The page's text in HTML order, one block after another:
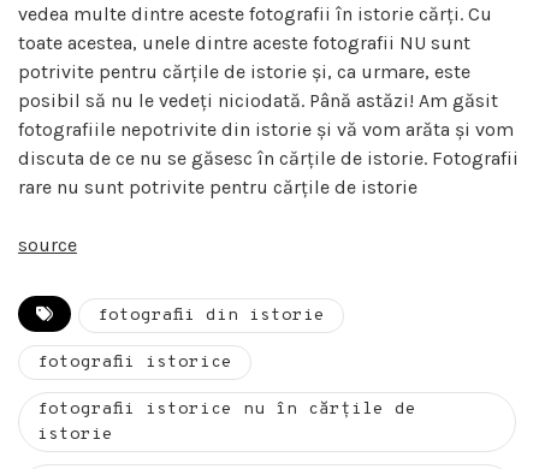
vedea multe dintre aceste fotografii în istorie cărți. Cu
toate acestea, unele dintre aceste fotografii NU sunt
potrivite pentru cărțile de istorie și, ca urmare, este
posibil să nu le vedeți niciodată. Până astăzi! Am găsit
fotografiile nepotrivite din istorie și vă vom arăta și vom
discuta de ce nu se găsesc în cărțile de istorie. Fotografii
rare nu sunt potrivite pentru cărțile de istorie
source
fotografii din istorie
fotografii istorice
fotografii istorice nu în cărțile de
istorie